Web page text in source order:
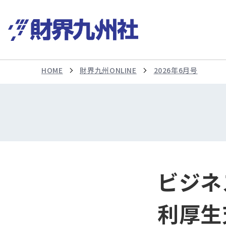
HOME 財界九州ONLINE 2026年6月号
ビジ
利厚